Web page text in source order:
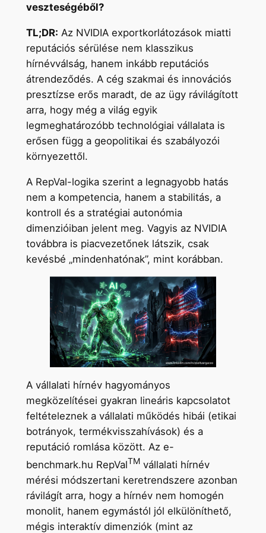
veszteségéből?
TL;DR: Az NVIDIA exportkorlátozások miatti
reputációs sérülése nem klasszikus
hírnévválság, hanem inkább reputációs
átrendeződés. A cég szakmai és innovációs
presztízse erős maradt, de az ügy rávilágított
arra, hogy még a világ egyik
legmeghatározóbb technológiai vállalata is
erősen függ a geopolitikai és szabályozói
környezettől.
A RepVal-logika szerint a legnagyobb hatás
nem a kompetencia, hanem a stabilitás, a
kontroll és a stratégiai autonómia
dimenzióiban jelent meg. Vagyis az NVIDIA
továbbra is piacvezetőnek látszik, csak
kevésbé „mindenhatónak”, mint korábban.
A vállalati hírnév hagyományos
megközelítései gyakran lineáris kapcsolatot
feltételeznek a vállalati működés hibái (etikai
botrányok, termékvisszahívások) és a
reputáció romlása között. Az e-
benchmark.hu RepValTMvállalati hírnév
mérési módszertani keretrendszere azonban
rávilágít arra, hogy a hírnév nem homogén
monolit, hanem egymástól jól elkülöníthető,
mégis interaktív dimenziók (mint az